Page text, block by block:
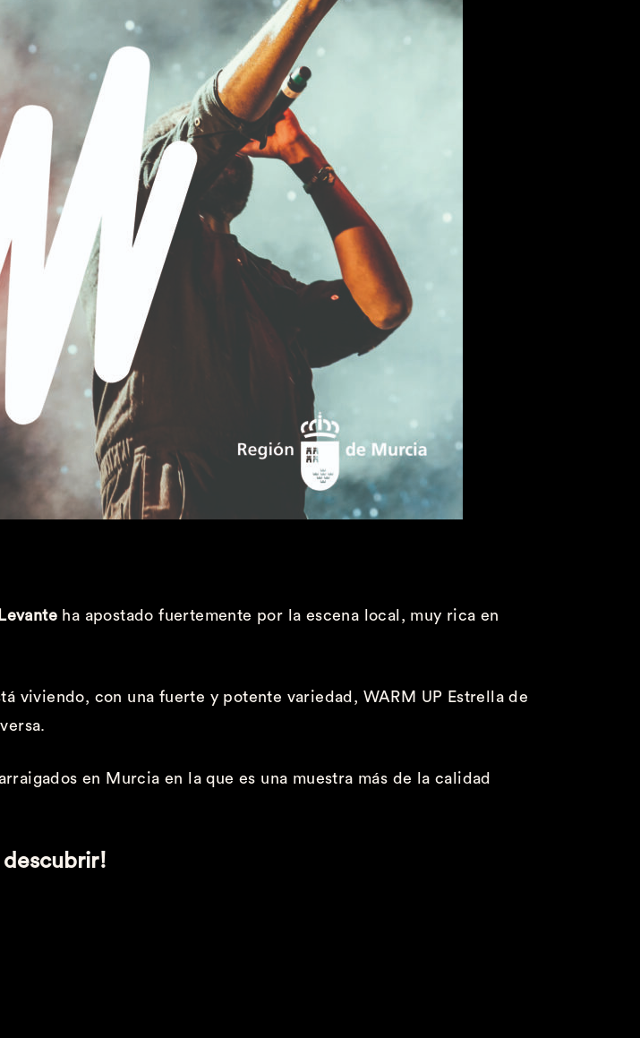
ha apostado fuertemente por la escena local, muy rica en
viviendo, con una fuerte y potente variedad, WARM UP Estrella de
en Murcia en la que es una muestra más de la calidad
descubrir!